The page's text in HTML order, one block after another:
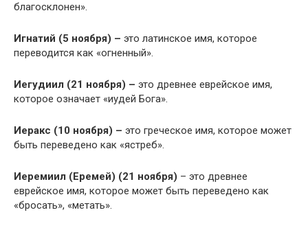
благосклонен».
Игнатий (5 ноября) – это латинское имя, которое
переводится как «огненный».
Иегудиил (21 ноября) – это древнее еврейское имя,
которое означает «иудей Бога».
Иеракс (10 ноября) – это греческое имя, которое может
быть переведено как «ястреб».
Иеремиил (Еремей) (21 ноября) – это древнее
еврейское имя, которое может быть переведено как
«бросать», «метать».